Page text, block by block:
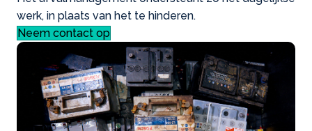
werk, in plaats van het te hinderen.
Neem contact op